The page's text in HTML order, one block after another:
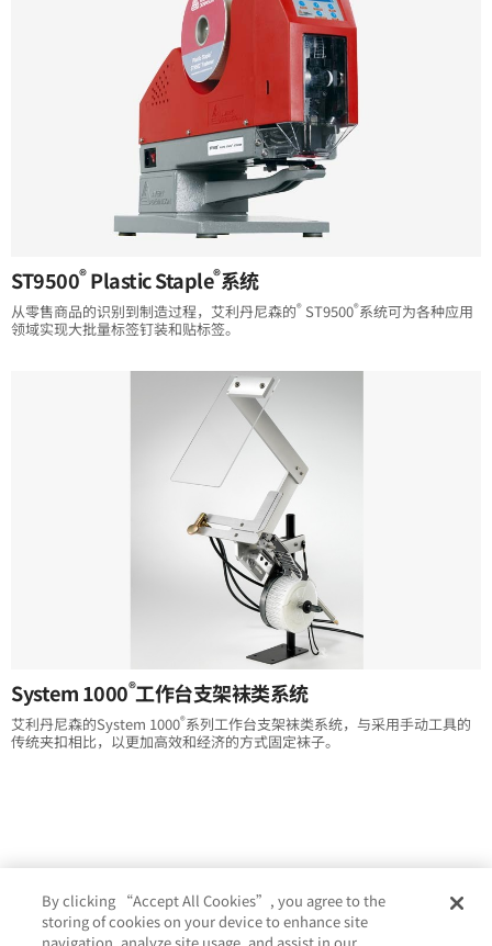
ST9500®Plastic Staple®系统
从零售商品的识别到制造过程，艾利丹尼森的® ST9500®系统可为各种应用
领域实现大批量标签钉装和贴标签。
System 1000®工作台支架袜类系统
艾利丹尼森的System 1000®系列工作台支架袜类系统，与采用手动工具的
传统夹扣相比，以更加高效和经济的方式固定袜子。
By clicking “Accept All Cookies”, you agree to the
storing of cookies on your device to enhance site